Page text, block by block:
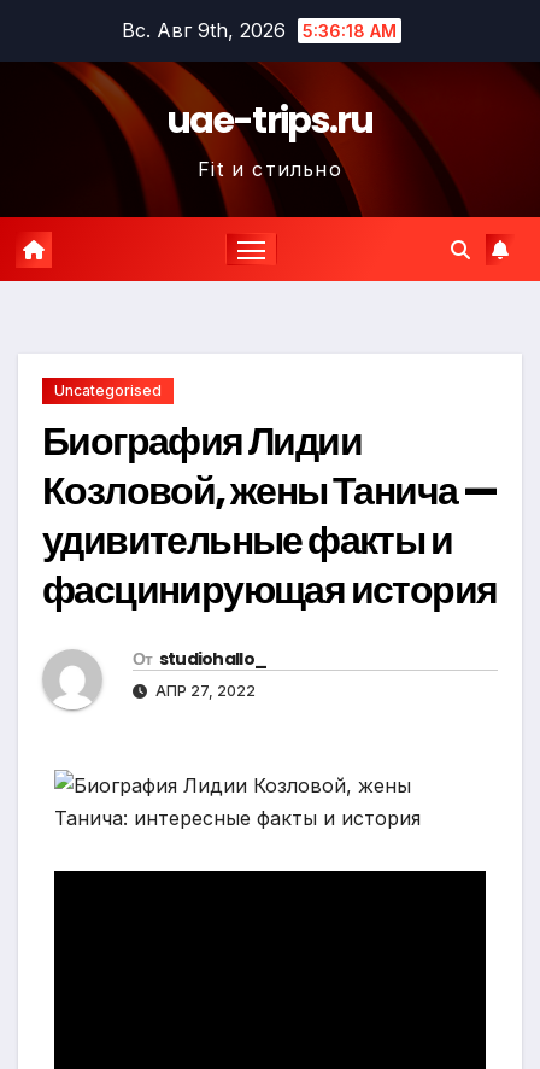
содержимому
Вс. Авг 9th, 2026 5:36:19 AM
uae-trips.ru
Fit и стильно
Uncategorised
Биография Лидии
Козловой, жены Танича —
удивительные факты и
фасцинирующая история
От studiohallo_
АПР 27, 2022